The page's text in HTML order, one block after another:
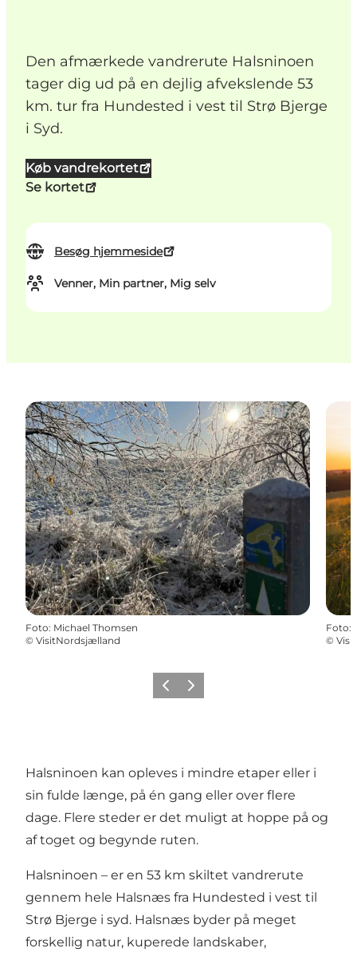
Den afmærkede vandrerute Halsninoen
tager dig ud på en dejlig afvekslende 53
km. tur fra Hundested i vest til Strø Bjerge
i Syd.
Køb vandrekortet
Se kortet
Besøg hjemmeside
Venner, Min partner, Mig selv
Foto: Michael Thomsen
© VisitNordsjælland
Foto:
©
ForrigeNæste
Halsninoen kan opleves i mindre etaper eller i
sin fulde længe, på én gang eller over flere
dage. Flere steder er det muligt at hoppe på og
af toget og begynde ruten.
Halsninoen – er en 53 km skiltet vandrerute
gennem hele Halsnæs fra Hundested i vest til
Strø Bjerge i syd. Halsnæs byder på meget
forskellig natur, kuperede landskaber,